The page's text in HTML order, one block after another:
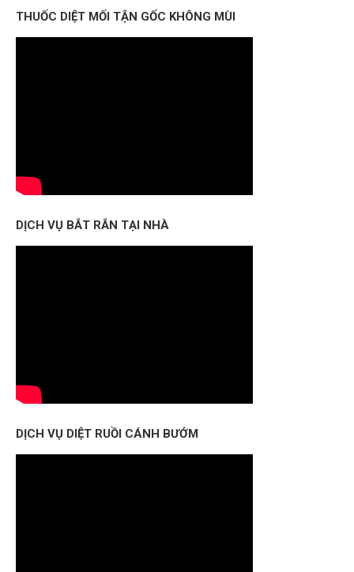
THUỐC DIỆT MỐI TẬN GỐC KHÔNG MÙI
DỊCH VỤ BẮT RẮN TẠI NHÀ
DỊCH VỤ DIỆT RUỒI CÁNH BƯỚM